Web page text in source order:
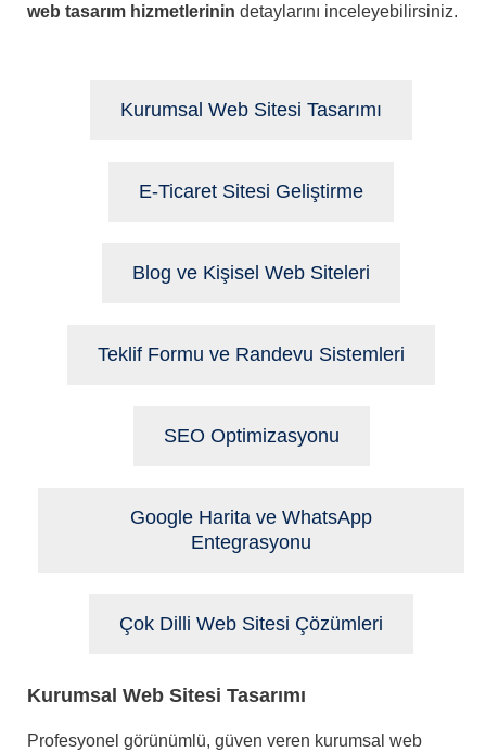
web tasarım hizmetlerinin detaylarını inceleyebilirsiniz.
Kurumsal Web Sitesi Tasarımı
E-Ticaret Sitesi Geliştirme
Blog ve Kişisel Web Siteleri
Teklif Formu ve Randevu Sistemleri
SEO Optimizasyonu
Google Harita ve WhatsApp
Entegrasyonu
Çok Dilli Web Sitesi Çözümleri
Kurumsal Web Sitesi Tasarımı
Profesyonel görünümlü, güven veren kurumsal web